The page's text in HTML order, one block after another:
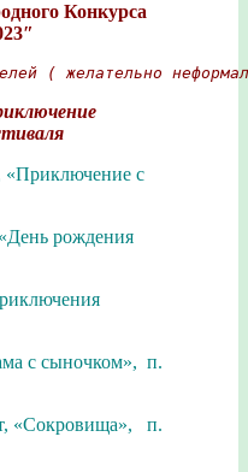
Конкурса
( желательно
«Приключение с
рождения
с сыночком», п.
«Сокровища», п.